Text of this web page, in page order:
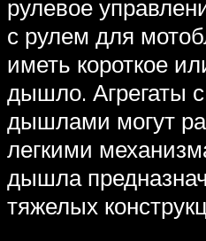
рулевое
с рулем для
иметь короткое
дышло. Агрегаты
дышлами могут
легкими
дышла
тяжелых